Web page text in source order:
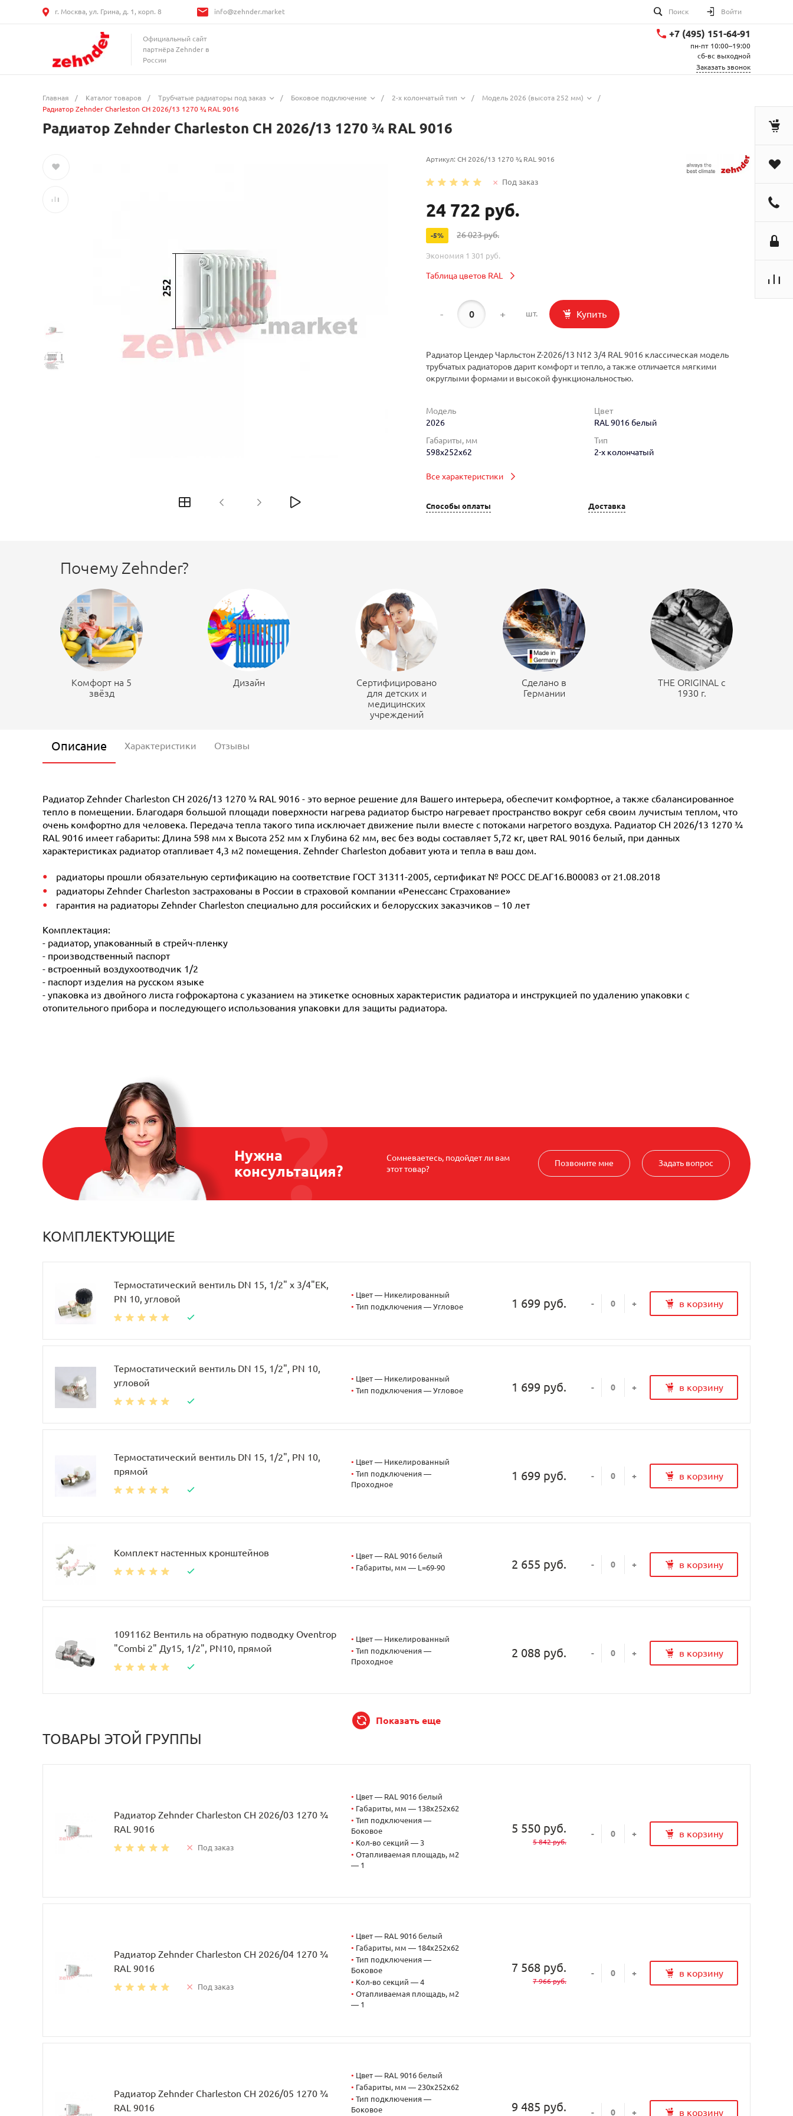
г. Москва, ул. Грина, д. 1, корп. 8 info@zehnder.market Поиск Войти
Официальный сайт
партнёра Zehnder в
России
+7 (495) 151-64-91
пн-пт 10:00–19:00
сб-вс выходной
Заказать звонок
Главная / Каталог товаров / Трубчатые радиаторы под заказ / Боковое подключение / 2-х колончатый тип / Модель 2026 (высота 252 мм)
/
Радиатор Zehnder Charleston CH 2026/13 1270 ¾ RAL 9016
Радиатор Zehnder Charleston CH 2026/13 1270 ¾ RAL 9016
Артикул: CH 2026/13 1270 ¾ RAL 9016
Под заказ
24 722 руб.
-5% 26 023 руб.
Экономия 1 301 руб.
Таблица цветов RAL
- + шт. Купить
Радиатор Цендер Чарльстон Z-2026/13 N12 3/4 RAL 9016 классическая модель
трубчатых радиаторов дарит комфорт и тепло, а также отличается мягкими
округлыми формами и высокой функциональностью.
Модель
2026
Цвет
RAL 9016 белый
Габариты, мм
598x252x62
Тип
2-х колончатый
Все характеристики
Способы оплаты Доставка
Почему Zehnder?
Комфорт на 5
звёзд
Дизайн
Сертифицировано
для детских и
медицинских
учреждений
Сделано в
Германии
THE ORIGINAL c
1930 г.
Описание Характеристики Отзывы
Радиатор Zehnder Charleston CH 2026/13 1270 ¾ RAL 9016 - это верное решение для Вашего интерьера, обеспечит комфортное, а также сбалансированное
тепло в помещении. Благодаря большой площади поверхности нагрева радиатор быстро нагревает пространство вокруг себя своим лучистым теплом, что
очень комфортно для человека. Передача тепла такого типа исключает движение пыли вместе с потоками нагретого воздуха. Радиатор CH 2026/13 1270 ¾
RAL 9016 имеет габариты: Длина 598 мм х Высота 252 мм х Глубина 62 мм, вес без воды составляет 5,72 кг, цвет RAL 9016 белый, при данных
характеристиках радиатор отапливает 4,3 м2 помещения. Zehnder Charleston добавит уюта и тепла в ваш дом.
радиаторы прошли обязательную сертификацию на соответствие ГОСТ 31311-2005, сертификат № POCC DE.АГ16.В00083 от 21.08.2018
радиаторы Zehnder Charleston застрахованы в России в страховой компании «Ренессанс Страхование»
гарантия на радиаторы Zehnder Charleston специально для российских и белорусских заказчиков – 10 лет
Комплектация:
- радиатор, упакованный в стрейч-пленку
- производственный паспорт
- встроенный воздухоотводчик 1/2
- паспорт изделия на русском языке
- упаковка из двойного листа гофрокартона с указанием на этикетке основных характеристик радиатора и инструкцией по удалению упаковки с
отопительного прибора и последующего использования упаковки для защиты радиатора.
Нужна
консультация?
Сомневаетесь, подойдет ли вам
этот товар?
Позвоните мне Задать вопрос
КОМПЛЕКТУЮЩИЕ
Термостатический вентиль DN 15, 1/2" х 3/4"EK,
PN 10, угловой
• Цвет — Никелированный
• Тип подключения — Угловое 1 699 руб. - + в корзину
Термостатический вентиль DN 15, 1/2", PN 10,
угловой
• Цвет — Никелированный
• Тип подключения — Угловое 1 699 руб. - + в корзину
Термостатический вентиль DN 15, 1/2", PN 10,
прямой
• Цвет — Никелированный
• Тип подключения —
Проходное
1 699 руб. - + в корзину
Комплект настенных кронштейнов • Цвет — RAL 9016 белый
• Габариты, мм — L=69-90 2 655 руб. - + в корзину
1091162 Вентиль на обратную подводку Oventrop
"Combi 2" Ду15, 1/2", PN10, прямой
• Цвет — Никелированный
• Тип подключения —
Проходное
2 088 руб. - + в корзину
Показать еще
ТОВАРЫ ЭТОЙ ГРУППЫ
Радиатор Zehnder Charleston CH 2026/03 1270 ¾
RAL 9016
Под заказ
• Цвет — RAL 9016 белый
• Габариты, мм — 138x252x62
• Тип подключения —
Боковое
• Кол-во секций — 3
• Отапливаемая площадь, м2
— 1
5 550 руб.
5 842 руб.
- + в корзину
Радиатор Zehnder Charleston CH 2026/04 1270 ¾
RAL 9016
Под заказ
• Цвет — RAL 9016 белый
• Габариты, мм — 184x252x62
• Тип подключения —
Боковое
• Кол-во секций — 4
• Отапливаемая площадь, м2
— 1
7 568 руб.
7 966 руб.
- + в корзину
Радиатор Zehnder Charleston CH 2026/05 1270 ¾
RAL 9016
• Цвет — RAL 9016 белый
• Габариты, мм — 230x252x62
• Тип подключения —
Боковое
9 485 руб. - + в корзину